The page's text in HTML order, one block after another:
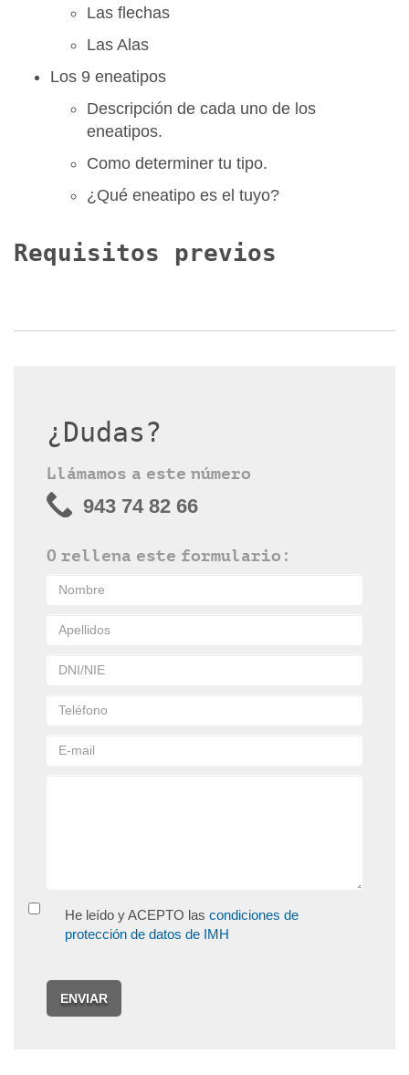
Las flechas
Las Alas
Los 9 eneatipos
Descripción de cada uno de los
eneatipos.
Como determiner tu tipo.
¿Qué eneatipo es el tuyo?
Requisitos previos
¿Dudas?
Llámamos a este número
943 74 82 66
O rellena este formulario:
He leído y ACEPTO las condiciones de
protección de datos de IMH
ENVIAR